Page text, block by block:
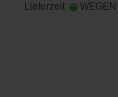
Lieferzeit: